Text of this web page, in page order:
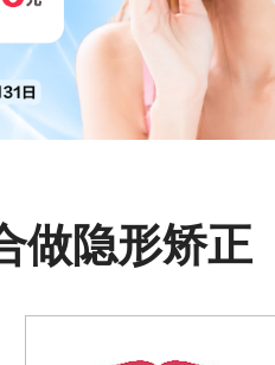
做隐形矫正